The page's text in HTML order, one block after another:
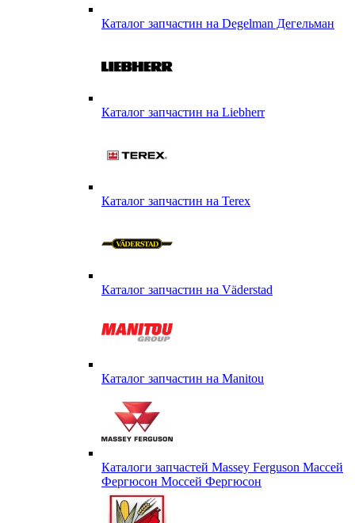
Каталог запчастин на Degelman Дегельман
Каталог запчастин на Liebherr
Каталог запчастин на Terex
Каталог запчастин на Väderstad
Каталог запчастин на Маnitou
Каталоги запчастей Massey Ferguson Массей
Фергюсон Моссей Фергюсон